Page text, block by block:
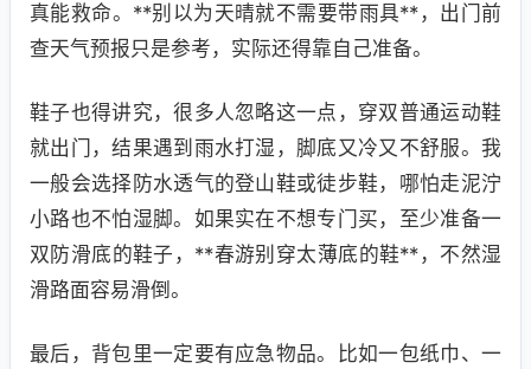
真能救命。**别以为天晴就不需要带雨具**，出门前
查天气预报只是参考，实际还得靠自己准备。
鞋子也得讲究，很多人忽略这一点，穿双普通运动鞋
就出门，结果遇到雨水打湿，脚底又冷又不舒服。我
一般会选择防水透气的登山鞋或徒步鞋，哪怕走泥泞
小路也不怕湿脚。如果实在不想专门买，至少准备一
双防滑底的鞋子，**春游别穿太薄底的鞋**，不然湿
滑路面容易滑倒。
最后，背包里一定要有应急物品。比如一包纸巾、一